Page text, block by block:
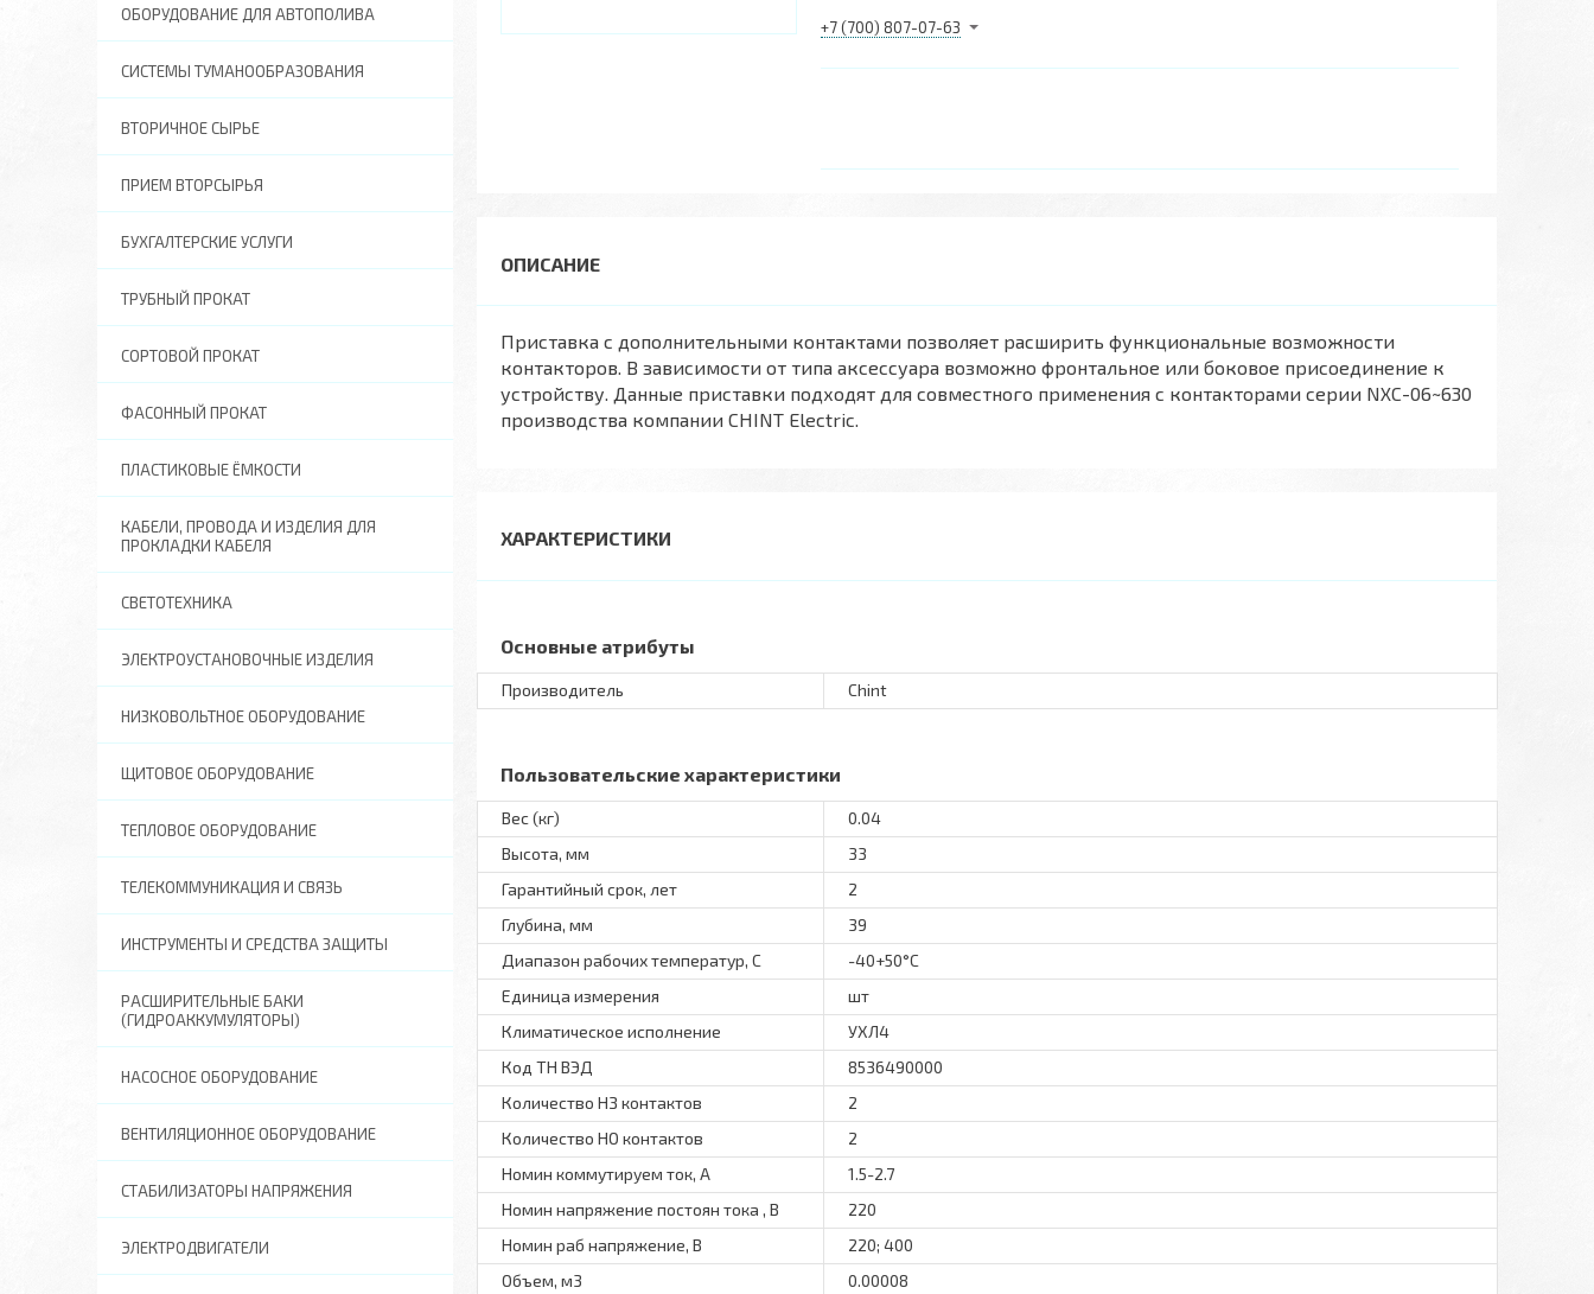
+7 (700) 807-07-63
Приставка с дополнительными контактами позволяет расширить функциональные возможности
контакторов. В зависимости от типа аксессуара возможно фронтальное или боковое присоединение к
устройству. Данные приставки подходят для совместного применения с контакторами серии NXC-06~630
производства компании CHINT Electric.
ХАРАКТЕРИСТИКИ
Основные атрибуты
Производитель Chint
Пользовательские характеристики
Вес (кг)
0.04
Высота, мм
33
Гарантийный срок, лет
2
Глубина, мм
39
Диапазон рабочих температур, С
-40+50°C
Единица измерения
шт
Климатическое исполнение
УХЛ4
Код ТН ВЭД
8536490000
Количество НЗ контактов
2
Количество НО контактов
2
Номин коммутируем ток, А
1.5-2.7
Номин напряжение постоян тока , В
220
Номин раб напряжение, В
220; 400
Объем, м3
0.00008
ОБОРУДОВАНИЕ ДЛЯ АВТОПОЛИВА
СИСТЕМЫ ТУМАНООБРАЗОВАНИЯ
ВТОРИЧНОЕ СЫРЬЕ
ПРИЕМ ВТОРСЫРЬЯ
БУХГАЛТЕРСКИЕ УСЛУГИ
ТРУБНЫЙ ПРОКАТ
СОРТОВОЙ ПРОКАТ
ФАСОННЫЙ ПРОКАТ
ПЛАСТИКОВЫЕ ЁМКОСТИ
КАБЕЛИ, ПРОВОДА И ИЗДЕЛИЯ ДЛЯ
ПРОКЛАДКИ КАБЕЛЯ
СВЕТОТЕХНИКА
ЭЛЕКТРОУСТАНОВОЧНЫЕ ИЗДЕЛИЯ
НИЗКОВОЛЬТНОЕ ОБОРУДОВАНИЕ
ЩИТОВОЕ ОБОРУДОВАНИЕ
ТЕПЛОВОЕ ОБОРУДОВАНИЕ
ТЕЛЕКОММУНИКАЦИЯ И СВЯЗЬ
ИНСТРУМЕНТЫ И СРЕДСТВА ЗАЩИТЫ
РАСШИРИТЕЛЬНЫЕ БАКИ
(ГИДРОАККУМУЛЯТОРЫ)
НАСОСНОЕ ОБОРУДОВАНИЕ
ВЕНТИЛЯЦИОННОЕ ОБОРУДОВАНИЕ
СТАБИЛИЗАТОРЫ НАПРЯЖЕНИЯ
ЭЛЕКТРОДВИГАТЕЛИ